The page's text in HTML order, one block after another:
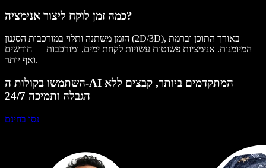
כמה זמן לוקח ליצור אנימציה?
הזמן משתנה ותלוי במורכבות הסגנון (2D/3D), באורך התוכן וברמת
המיומנות. אנימציות פשוטות עשויות לקחת ימים, ומורכבות — חודשים
ואף יותר.
השתמשו בקולות ה-AI המתקדמים ביותר, קבצים ללא
הגבלה ותמיכה 24/7
נסו בחינם